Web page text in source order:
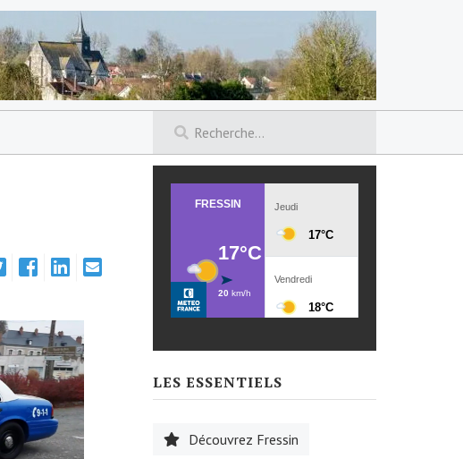
LES ESSENTIELS
Découvrez Fressin